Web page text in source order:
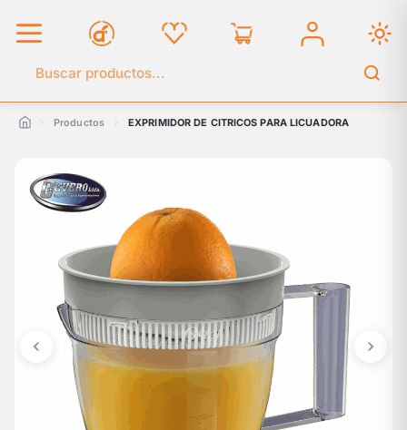
Buscar en el catálogo
Productos EXPRIMIDOR DE CITRICOS PARA LICUADORA